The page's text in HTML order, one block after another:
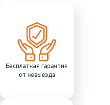
Бесплатная гарантия
от невыезда